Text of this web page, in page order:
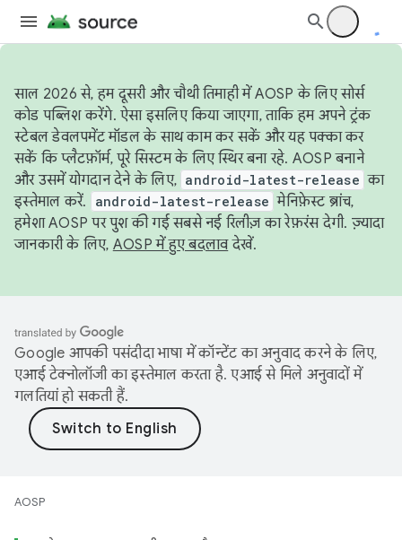
साल 2026 से, हम दूसरी और चौथी तिमाही में AOSP के लिए सोर्स
कोड पब्लिश करेंगे. ऐसा इसलिए किया जाएगा, ताकि हम अपने ट्रंक
स्टेबल डेवलपमेंट मॉडल के साथ काम कर सकें और यह पक्का कर
सकें कि प्लैटफ़ॉर्म, पूरे सिस्टम के लिए स्थिर बना रहे. AOSP बनाने
और उसमें योगदान देने के लिए, android-latest-release का
इस्तेमाल करें.
android-latest-release मेनिफ़ेस्ट ब्रांच,
हमेशा AOSP पर पुश की गई सबसे नई रिलीज़ का रेफ़रंस देगी. ज़्यादा
जानकारी के लिए, AOSP में हुए बदलावदेखें.
Google आपकी पसंदीदा भाषा में कॉन्टेंट का अनुवाद करने के लिए,
एआई टेक्नोलॉजी का इस्तेमाल करता है. एआई से मिले अनुवादों में
गलतियां हो सकती हैं.
AOSP